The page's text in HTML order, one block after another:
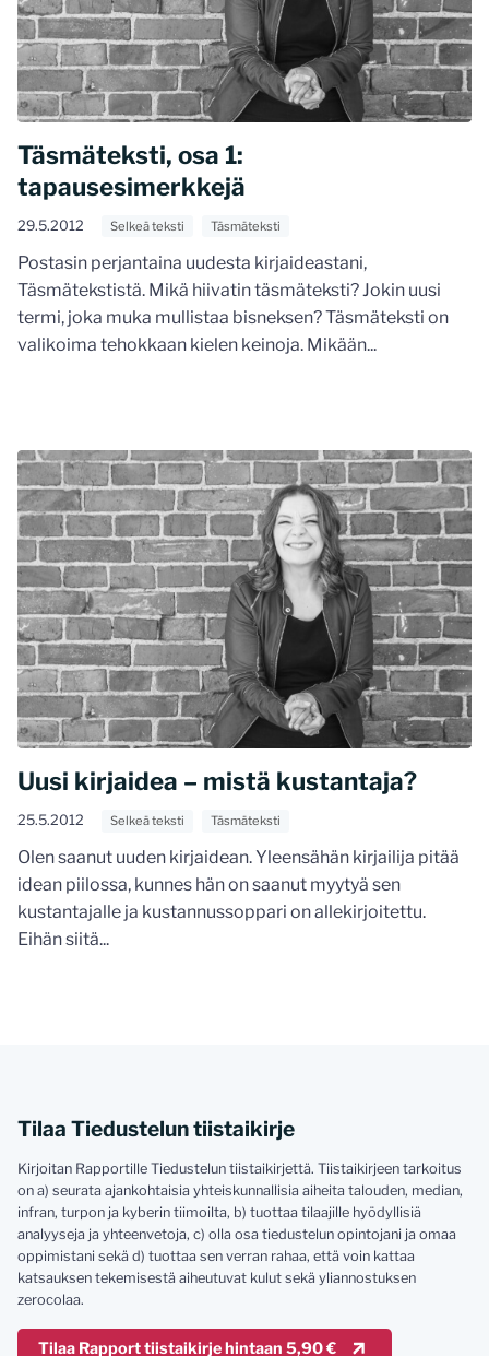
Täsmäteksti, osa 1:
tapausesimerkkejä
29.5.2012 Selkeä teksti Täsmäteksti
Postasin perjantaina uudesta kirjaideastani,
Täsmätekstistä. Mikä hiivatin täsmäteksti? Jokin uusi
termi, joka muka mullistaa bisneksen? Täsmäteksti on
valikoima tehokkaan kielen keinoja. Mikään...
Uusi kirjaidea – mistä kustantaja?
25.5.2012 Selkeä teksti Täsmäteksti
Olen saanut uuden kirjaidean. Yleensähän kirjailija pitää
idean piilossa, kunnes hän on saanut myytyä sen
kustantajalle ja kustannussoppari on allekirjoitettu.
Eihän siitä...
Tilaa Tiedustelun tiistaikirje
Kirjoitan Rapportille Tiedustelun tiistaikirjettä. Tiistaikirjeen tarkoitus
on a) seurata ajankohtaisia yhteiskunnallisia aiheita talouden, median,
infran, turpon ja kyberin tiimoilta, b) tuottaa tilaajille hyödyllisiä
analyyseja ja yhteenvetoja, c) olla osa tiedustelun opintojani ja omaa
oppimistani sekä d) tuottaa sen verran rahaa, että voin kattaa
katsauksen tekemisestä aiheutuvat kulut sekä yliannostuksen
zerocolaa.
Tilaa Rapport tiistaikirje hintaan 5,90 €